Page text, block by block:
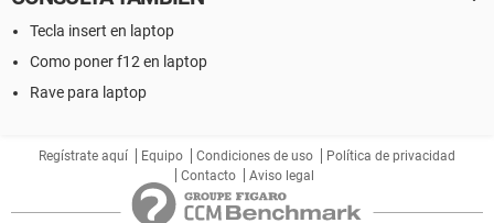
Tecla insert en laptop
Como poner f12 en laptop
Rave para laptop
Regístrate aquí Equipo Condiciones de uso
Política de privacidad
Contacto
Aviso legal